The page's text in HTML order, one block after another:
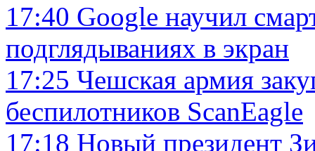
17:40 Google научил
подглядываниях в экран
17:25 Чешская армия
беспилотников ScanEagle
17:18 Новый президент